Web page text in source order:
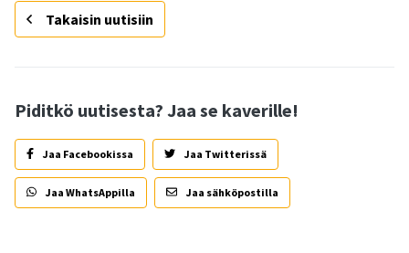
Takaisin uutisiin
Piditkö uutisesta? Jaa se kaverille!
Jaa Facebookissa Jaa Twitterissä
Jaa WhatsAppilla Jaa sähköpostilla